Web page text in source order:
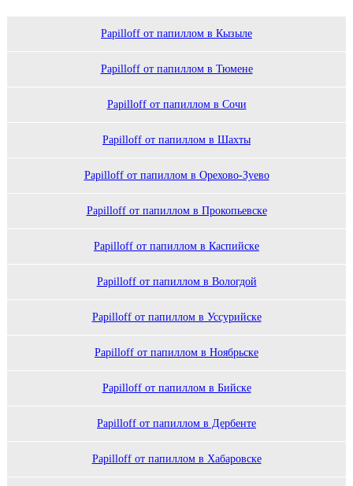
Papilloff от папиллом в Кызыле
Papilloff от папиллом в Тюмене
Papilloff от папиллом в Сочи
Papilloff от папиллом в Шахты
Papilloff от папиллом в Орехово-Зуево
Papilloff от папиллом в Прокопьевске
Papilloff от папиллом в Каспийске
Papilloff от папиллом в Вологдой
Papilloff от папиллом в Уссурийске
Papilloff от папиллом в Ноябрьске
Papilloff от папиллом в Бийске
Papilloff от папиллом в Дербенте
Papilloff от папиллом в Хабаровске